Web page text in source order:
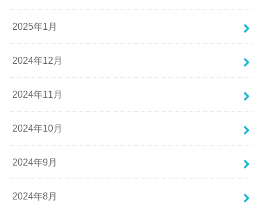
2025年1月
2024年12月
2024年11月
2024年10月
2024年9月
2024年8月